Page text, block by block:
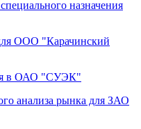
назначения
ООО "Карачинский
в ОАО "СУЭК"
анализа рынка для ЗАО